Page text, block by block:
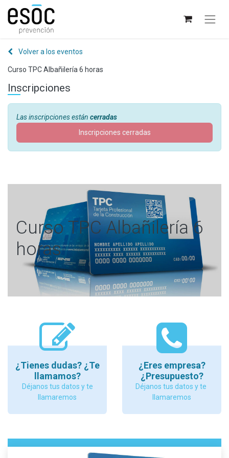
Volver a los eventos
Curso TPC Albañilería 6 horas
Inscripciones
Las inscripciones están cerradas
Inscripciones cerradas
Curso TPC Albañilería 6
horas
¿Tienes dudas? ¿Te
llamamos?
Déjanos tus datos y te
llamaremos
¿Eres empresa?
¿Presupuesto?
Déjanos tus datos y te
llamaremos